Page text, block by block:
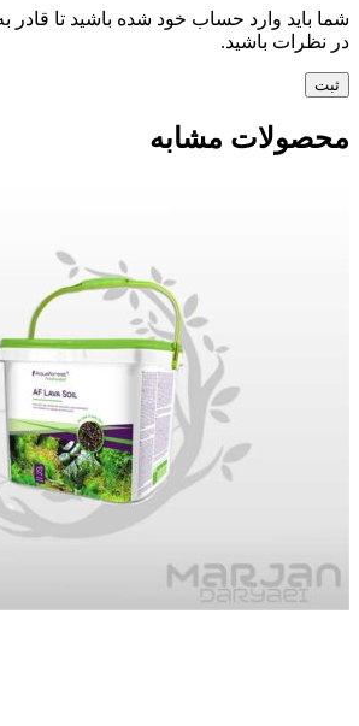
شما باید وارد حساب خود شده باشید تا قادر
در نظرات باشید.
محصولات مشابه